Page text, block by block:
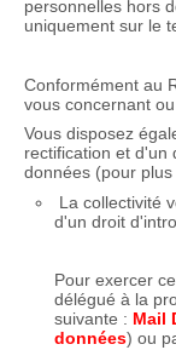
personnelles hors
uniquement sur le
Conformément au
vous concernant
Vous disposez
rectification et d'un
données (pour
La collectivité
d'un droit
Pour exercer
délégué à la
suivante : Mail
données) ou